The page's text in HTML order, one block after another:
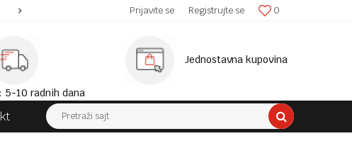
SIGURNA ISPORUKA! 0
Prijavite se Registrujte se
5-10 radnih dana
Jednostavna kupovina
Pretraži sajt